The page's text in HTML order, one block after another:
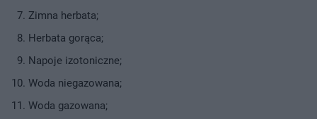
Zimna herbata;
Herbata gorąca;
Napoje izotoniczne;
Woda niegazowana;
Woda gazowana;